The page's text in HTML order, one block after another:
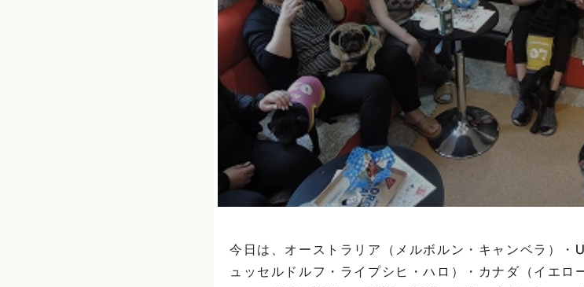
今日は、オーストラリア（メルボルン・キャンベラ）・
ュッセルドルフ・ライプシヒ・ハロ）・カナダ（イエロ